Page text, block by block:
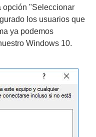
opción "Seleccionar
los usuarios que
ya podemos
Windows 10.